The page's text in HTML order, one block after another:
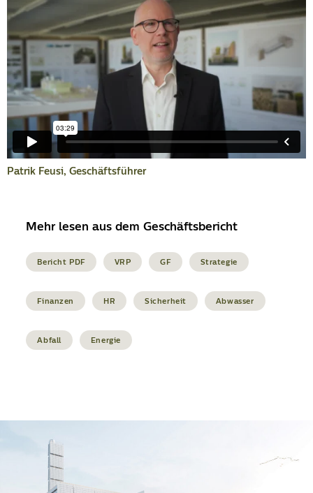
Patrik Feusi, Geschäftsführer
Mehr lesen aus dem Geschäftsbericht
Bericht PDF VRP GF Strategie
Finanzen HR Sicherheit Abwasser
Abfall Energie